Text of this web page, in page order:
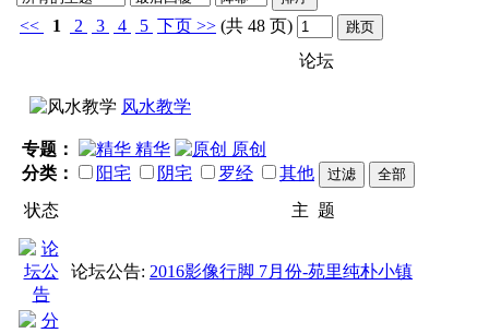
<< 1 2 3 4 5 下页 >> (共 48 页)
论坛
风水教学
专题： 精华
原创
分类：
阳宅 阴宅 罗经
其他
状态
主 题
论坛公告: 2016影像行脚 7月份-苑里纯朴小镇